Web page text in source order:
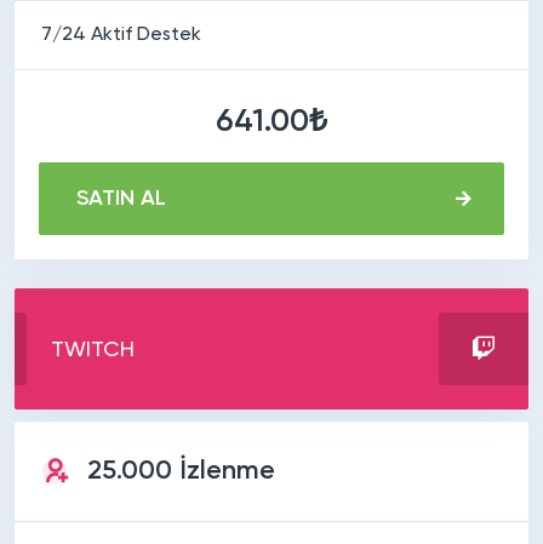
7/24 Aktif Destek
641.00₺
SATIN AL
TWITCH
25.000 İzlenme